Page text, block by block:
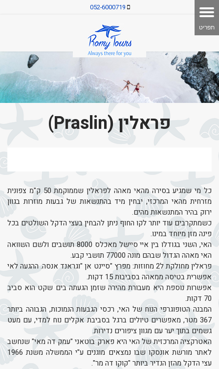
052-6000719
פראלין (Praslin)
כל מי שמגיע בסירה מהאי מאהה לפראלין שממוקמת 50 ק"מ צפונית
מזרחית מהאי המרכזי, יבחין מיד בהתנשאות של גבעות מוזרות בגוון
ירוק בהיר המתנשאות מהים.
כשמתקרבים עוד יותר לקו החוף ניתן להבחין בעצי הדקל השולטים בכל
פינה מזן מיוחד במינו.
האי, השני בגודלו בין איי סיישל מאכלס 8000 תושבים ולשם השוואה
האי מאהה הגדול שבהם מונה 77000 תושבי קבע.
פראלין מחולקת ל2 מחוזות: מפרץ "סיינט אן "וגראנד אנסה. ההגעה לאי
אפשרית בטיסה ממאהה בסביבות 15 דקות.
אפשרות נוספת היא מעבורת מהירה שזמן הגעתה בים שקט הוא סביב
70 דקות.
המבנה הטופוגרפי הנוח של האי, רכסי הגבעות הנמוכות, הגבוהה ביותר
367 מטר, מאפשרים טיולים ברגל בסביבת אקלים נוח למדי, עם מעט
גשמים בתוך יער עם מגוון ציפורים נדירות.
האטרקציה המרכזית של האי היא פארק בוטאני "עמק דה מאי" שנחשב
לאתר מורשת אונסקו שבו נמצאים מוגנים ע"י הממשלה משנת 1966
עצי הדקל מהזן הנדיר ביותר "קוקו דה מר".